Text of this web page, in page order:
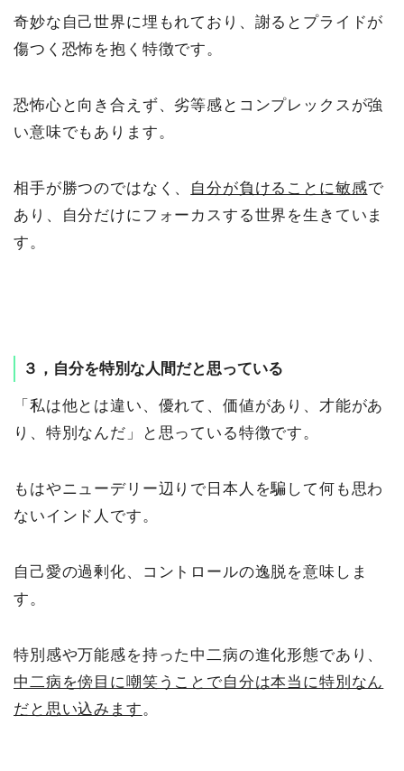
奇妙な自己世界に埋もれており、謝るとプライドが
傷つく恐怖を抱く特徴です。
恐怖心と向き合えず、劣等感とコンプレックスが強
い意味でもあります。
相手が勝つのではなく、 自分が負けることに敏感で
あり、自分だけにフォーカスする世界を生きていま
す。
３，自分を特別な人間だと思っている
「私は他とは違い、優れて、価値があり、才能があ
り、特別なんだ」と思っている特徴です。
もはやニューデリー辺りで日本人を騙して何も思わ
ないインド人です。
自己愛の過剰化、コントロールの逸脱を意味しま
す。
特別感や万能感を持った中二病の進化形態であり、
中二病を傍目に嘲笑うことで自分は本当に特別なん
だと思い込みます。